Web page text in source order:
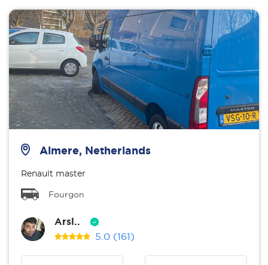
Almere, Netherlands
Renault master
Fourgon
Arsl..
5.0 (161)